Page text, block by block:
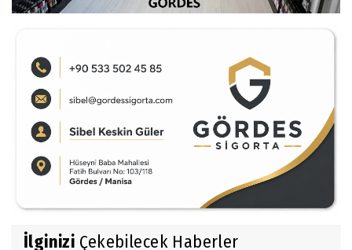
İlginizi Çekebilecek Haberler